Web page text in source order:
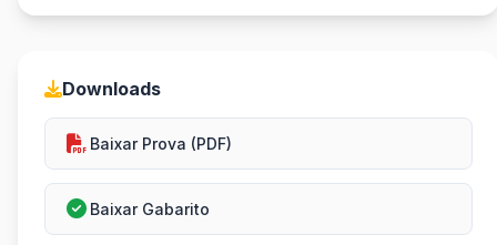
Downloads
Baixar Prova (PDF)
Baixar Gabarito